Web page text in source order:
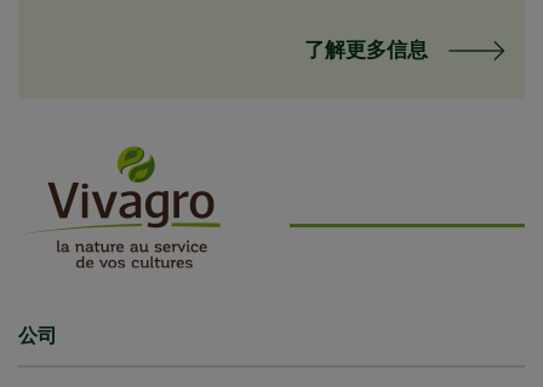
了解更多信息
公司